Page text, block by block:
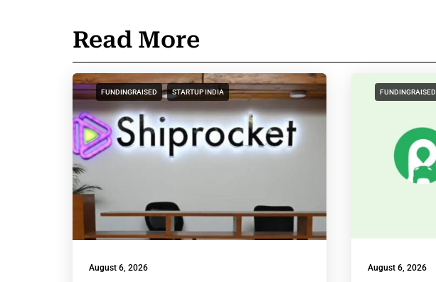
Read More
FUNDINGRAISED STARTUP INDIA
August 6, 2026
FUNDINGRAISED
August 6, 2026